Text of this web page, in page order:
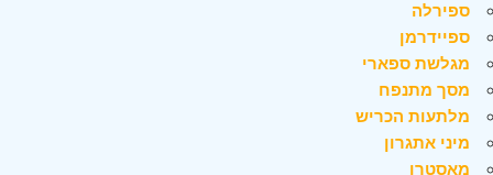
ספירלה
ספיידרמן
מגלשת ספארי
מסך מתנפח
מלתעות הכריש
מיני אתגרון
מאסטרו